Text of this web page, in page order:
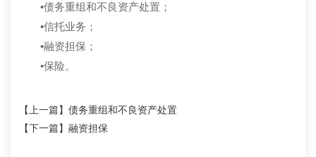
•债务重组和不良资产处置；
•信托业务；
•融资担保；
•保险。
【上一篇】 债务重组和不良资产处置
【下一篇】 融资担保